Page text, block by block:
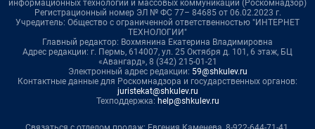
информационных технологий и массовых коммуникаций (Роскомнадзор)
Регистрационный номер ЭЛ № ФС 77– 84685 от 06.02.2023 г.
Учредитель: Общество с ограниченной ответственностью "ИНТЕРНЕТ
ТЕХНОЛОГИИ"
Главный редактор: Вохмянина Екатерина Владимировна
Адрес редакции: г. Пермь, 614007, ул. 25 Октября д. 101, 6 этаж, БЦ
«Авангард», 8 (342) 215-01-21
Электронный адрес редакции: 59@shkulev.ru
Контактные данные для Роскомнадзора и государственных органов:
juristekat@shkulev.ru
Техподдержка: help@shkulev.ru